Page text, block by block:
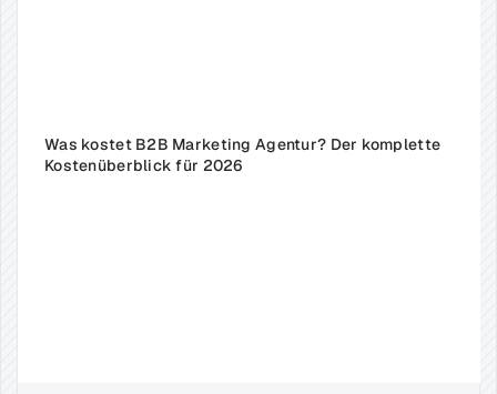
Was kostet B2B Marketing Agentur? Der komplette
Kostenüberblick für 2026